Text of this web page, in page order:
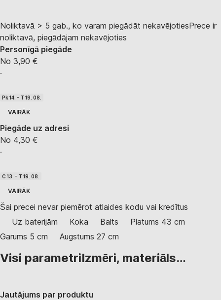
Noliktavā > 5 gab., ko varam piegādāt nekavējotiesPrece ir
noliktavā, piegādājam nekavējoties
Personīgā piegāde
No 3,90 €
·
Pk 14. – T 19. 08.
VAIRĀK
Piegāde uz adresi
No 4,30 €
·
C 13. – T 19. 08.
VAIRĀK
Šai precei nevar piemērot atlaides kodu vai kredītus
Uz baterijām
Koka Balts
Platums 43 cm
Garums 5 cm
Augstums 27 cm
Visi parametriIzmēri, materiāls…
Jautājums par produktu